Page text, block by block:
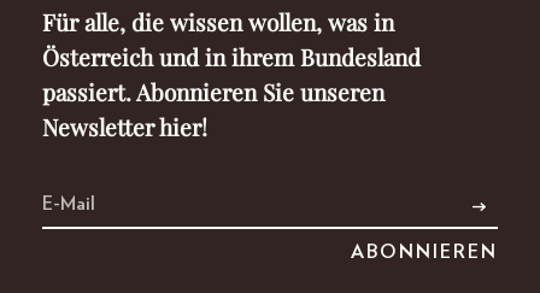
Für alle, die wissen wollen, was in
Österreich und in ihrem Bundesland
passiert. Abonnieren Sie unseren
Newsletter hier!